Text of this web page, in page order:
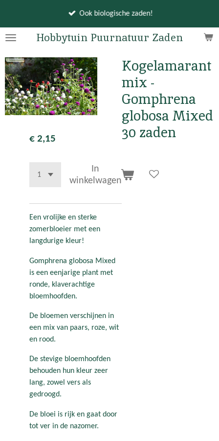
naar
hoofdinhoud
Hobbytuin Puurnatuur Zaden
Ook biologische zaden!
Kogelamarant
mix -
Gomphrena
globosa Mixed
30 zaden
€ 2,15
In
winkelwagen
Een vrolijke en sterke
zomerbloeier met een
langdurige kleur!
Gomphrena globosa Mixed
is een eenjarige plant met
ronde, klaverachtige
bloemhoofden.
De bloemen verschijnen in
een mix van paars, roze, wit
en rood.
De stevige bloemhoofden
behouden hun kleur zeer
lang, zowel vers als
gedroogd.
De bloei is rijk en gaat door
tot ver in de nazomer.